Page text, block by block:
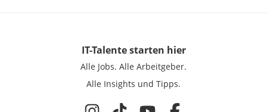
IT-Talentestarten hier
Alle Jobs. Alle Arbeitgeber.
Alle Insights und Tipps.